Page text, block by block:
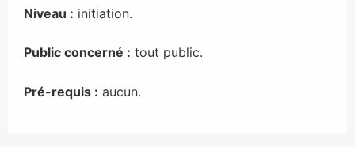
Niveau : initiation.
Public concerné : tout public.
Pré-requis : aucun.